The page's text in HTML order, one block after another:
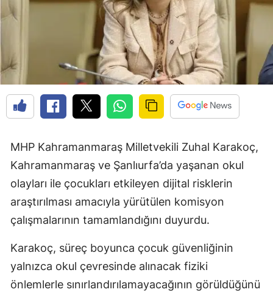
MHP Kahramanmaraş Milletvekili Zuhal Karakoç,
Kahramanmaraş ve Şanlıurfa’da yaşanan okul
olayları ile çocukları etkileyen dijital risklerin
araştırılması amacıyla yürütülen komisyon
çalışmalarının tamamlandığını duyurdu.
Karakoç, süreç boyunca çocuk güvenliğinin
yalnızca okul çevresinde alınacak fiziki
önlemlerle sınırlandırılamayacağının görüldüğünü